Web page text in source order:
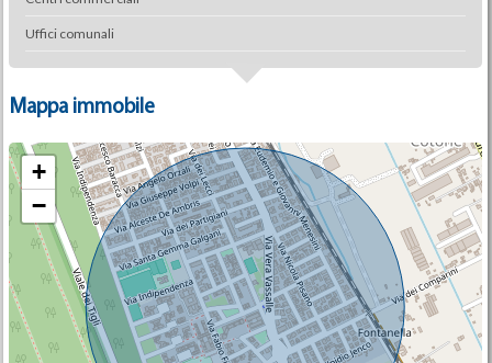
Uffici comunali
Mappa immobile
+
−